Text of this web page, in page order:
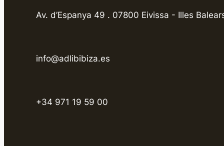
Av. d’Espanya 49 . 07800 Eivissa - Illes
info@adlibibiza.es
+34 971 19 59 00